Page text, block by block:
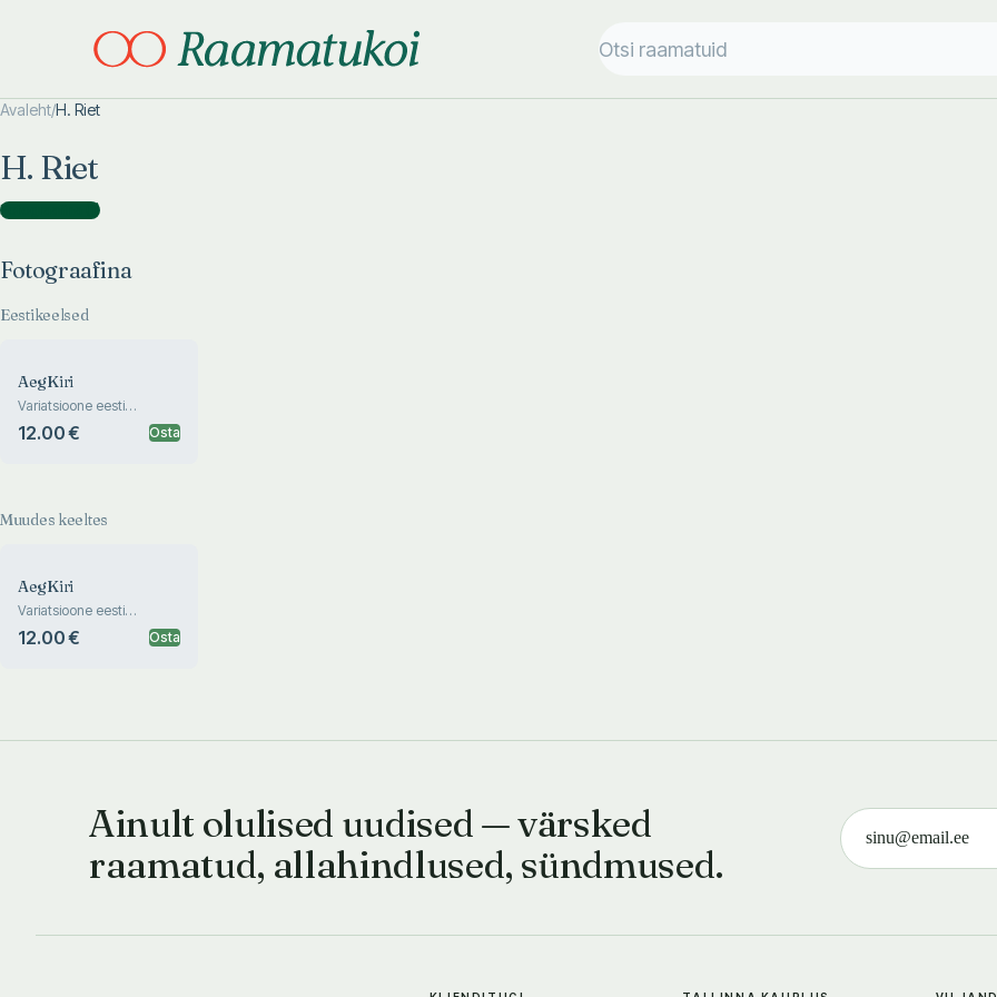
Avaleht/H. Riet
H. Riet
Fotograafina )
Fotograafina
Eestikeelsed
AegKiri
Variatsioone eesti
muusikale
12.00 € Osta
Muudes keeltes
AegKiri
Variatsioone eesti
muusikale
12.00 € Osta
Ainult olulised uudised — värsked
raamatud, allahindlused, sündmused.